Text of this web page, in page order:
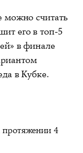
можно считать
его в топ-5
в финале
в Кубке.
протяжении 4